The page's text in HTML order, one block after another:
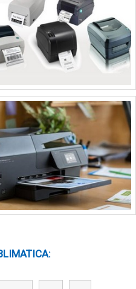
devem resistir a
têm uma longevidade
e à lavagem é outra
submetidos a uso
de qualidade inferior
as cores sejam vibrantes e
qualidade das cores. Testar